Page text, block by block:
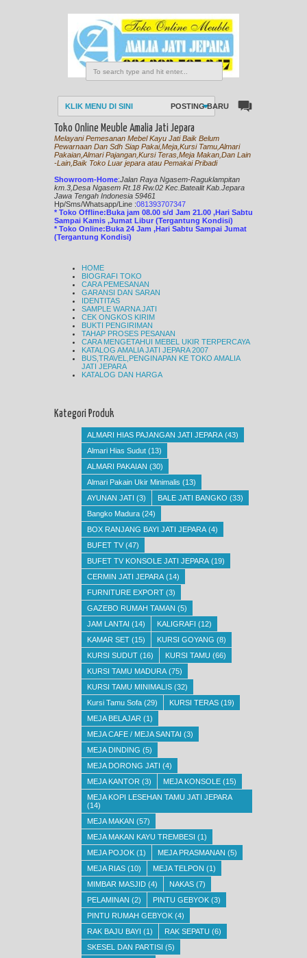
KLIK MENU DI SINI POSTING BARU
Toko Online Meuble Amalia Jati Jepara
Melayani Pemesanan Mebel Kayu Jati Baik Belum
Pewarnaan Dan Sdh Siap Pakai,Meja,Kursi Tamu,Almari
Pakaian,Almari Pajangan,Kursi Teras,Meja Makan,Dan Lain
-Lain,Baik Toko Luar jepara atau Pemakai Pribadi
Showroom-Home:Jalan Raya Ngasem-Raguklampitan
km.3,Desa Ngasem Rt.18 Rw.02 Kec.Batealit Kab.Jepara
Jawa Tengah Indonesia 59461
Hp/Sms/Whatsapp/Line :081393707347
* Toko Offline:Buka jam 08.00 s/d Jam 21.00 ,Hari Sabtu
Sampai Kamis ,Jumat Libur (Tergantung Kondisi)
* Toko Online:Buka 24 Jam ,Hari Sabtu Sampai Jumat
(Tergantung Kondisi)
HOME
BIOGRAFI TOKO
CARA PEMESANAN
GARANSI DAN SARAN
IDENTITAS
SAMPLE WARNA JATI
CEK ONGKOS KIRIM
BUKTI PENGIRIMAN
TAHAP PROSES PESANAN
CARA MENGETAHUI MEBEL UKIR TERPERCAYA
KATALOG AMALIA JATI JEPARA 2007
BUS,TRAVEL,PENGINAPAN KE TOKO AMALIA
JATI JEPARA
KATALOG DAN HARGA
Kategori Produk
ALMARI HIAS PAJANGAN JATI JEPARA (43)
Almari Hias Sudut (13)
ALMARI PAKAIAN (30)
Almari Pakain Ukir Minimalis (13)
AYUNAN JATI (3) BALE JATI BANGKO (33)
Bangko Madura (24)
BOX RANJANG BAYI JATI JEPARA (4)
BUFET TV (47)
BUFET TV KONSOLE JATI JEPARA (19)
CERMIN JATI JEPARA (14)
FURNITURE EXPORT (3)
GAZEBO RUMAH TAMAN (5)
JAM LANTAI (14) KALIGRAFI (12)
KAMAR SET (15) KURSI GOYANG (8)
KURSI SUDUT (16) KURSI TAMU (66)
KURSI TAMU MADURA (75)
KURSI TAMU MINIMALIS (32)
Kursi Tamu Sofa (29) KURSI TERAS (19)
MEJA BELAJAR (1)
MEJA CAFE / MEJA SANTAI (3)
MEJA DINDING (5)
MEJA DORONG JATI (4)
MEJA KANTOR (3) MEJA KONSOLE (15)
MEJA KOPI LESEHAN TAMU JATI JEPARA
(14)
MEJA MAKAN (57)
MEJA MAKAN KAYU TREMBESI (1)
MEJA POJOK (1) MEJA PRASMANAN (5)
MEJA RIAS (10) MEJA TELPON (1)
MIMBAR MASJID (4) NAKAS (7)
PELAMINAN (2) PINTU GEBYOK (3)
PINTU RUMAH GEBYOK (4)
RAK BAJU BAYI (1) RAK SEPATU (6)
SKESEL DAN PARTISI (5)